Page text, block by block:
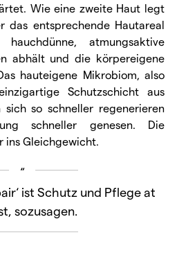
Wie eine zweite Haut legt
das entsprechende Hautareal
atmungsaktive
abhält und die körpereigene
hauteigene Mikrobiom, also
Schutzschicht aus
sich so schneller regenerieren
schneller genesen. Die
Gleichgewicht.
ist Schutz und Pflege at
sozusagen.